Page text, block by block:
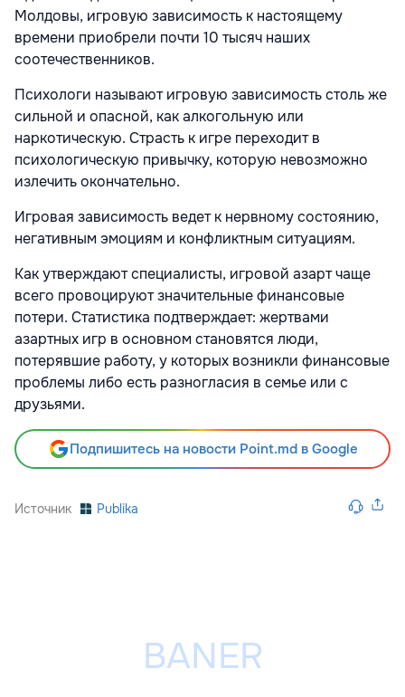
Молдовы, игровую зависимость к настоящему
времени приобрели почти 10 тысяч наших
соотечественников.
Психологи называют игровую зависимость столь же
сильной и опасной, как алкогольную или
наркотическую. Страсть к игре переходит в
психологическую привычку, которую невозможно
излечить окончательно.
Игровая зависимость ведет к нервному состоянию,
негативным эмоциям и конфликтным ситуациям.
Как утверждают специалисты, игровой азарт чаще
всего провоцируют значительные финансовые
потери. Статистика подтверждает: жертвами
азартных игр в основном становятся люди,
потерявшие работу, у которых возникли финансовые
проблемы либо есть разногласия в семье или с
друзьями.
Подпишитесь на новости Point.md в Google
Источник Publika